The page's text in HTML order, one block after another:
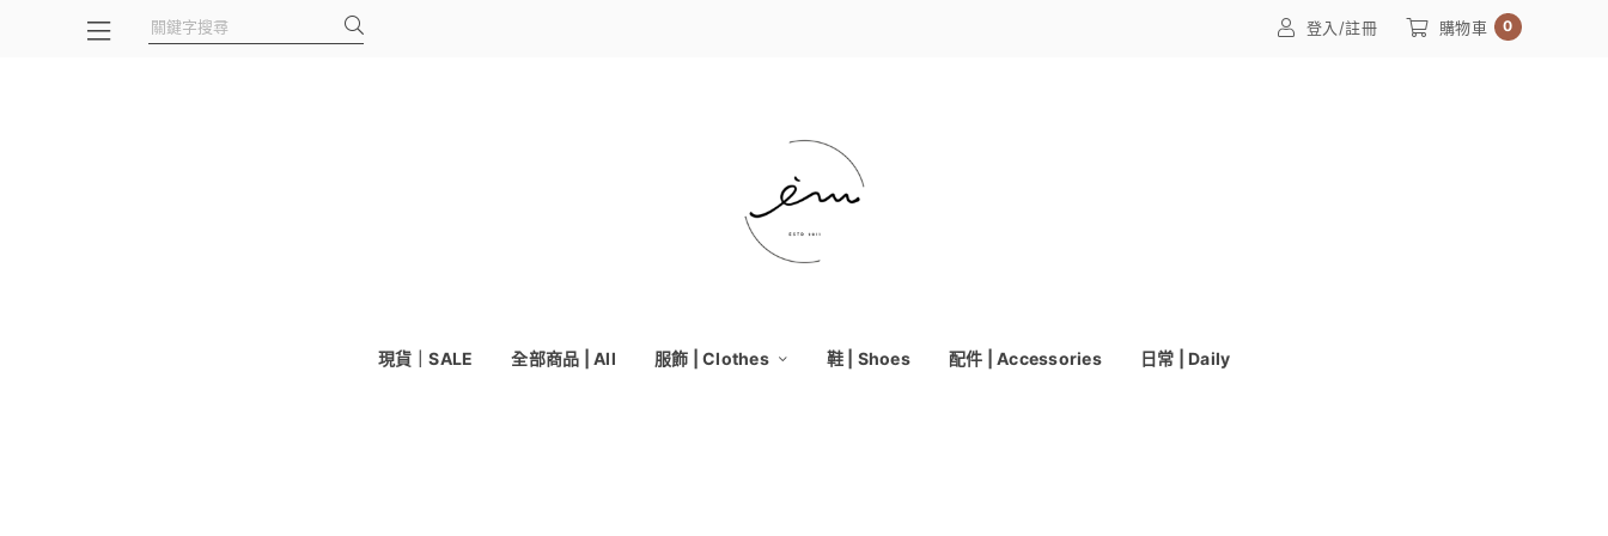
登入/註冊 購物車 0
現貨｜SALE 全部商品 | All 服飾 | Clothes 鞋 | Shoes 配件 | Accessories 日常 | Daily